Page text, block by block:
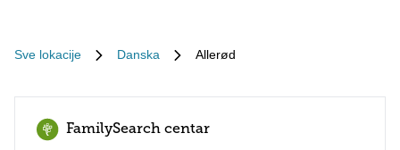
Sve lokacije Danska Allerød
FamilySearch centar